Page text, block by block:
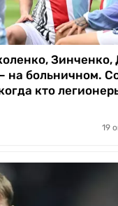
Зинченко,
на больничном.
кто
19